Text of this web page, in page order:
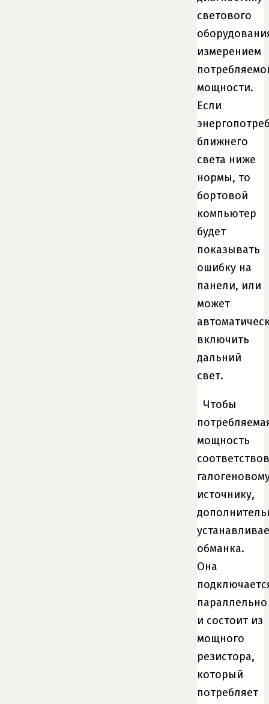
светового
измерением
мощности.
Если
ближнего
света ниже
нормы, то
бортовой
компьютер
будет
показывать
ошибку на
панели, или
может
включить
дальний
свет.
Чтобы
мощность
источнику,
обманка.
Она
параллельно
и состоит из
мощного
резистора,
который
потребляет